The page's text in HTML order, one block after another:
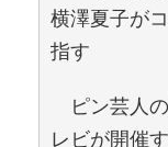
横澤夏子が
指す
ピン芸人
レビが開催